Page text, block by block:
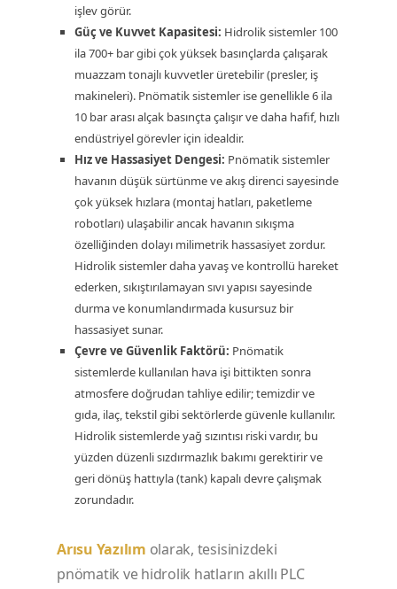
işlev görür.
Güç ve Kuvvet Kapasitesi: Hidrolik sistemler 100
ila 700+ bar gibi çok yüksek basınçlarda çalışarak
muazzam tonajlı kuvvetler üretebilir (presler, iş
makineleri). Pnömatik sistemler ise genellikle 6 ila
10 bar arası alçak basınçta çalışır ve daha hafif, hızlı
endüstriyel görevler için idealdir.
Hız ve Hassasiyet Dengesi: Pnömatik sistemler
havanın düşük sürtünme ve akış direnci sayesinde
çok yüksek hızlara (montaj hatları, paketleme
robotları) ulaşabilir ancak havanın sıkışma
özelliğinden dolayı milimetrik hassasiyet zordur.
Hidrolik sistemler daha yavaş ve kontrollü hareket
ederken, sıkıştırılamayan sıvı yapısı sayesinde
durma ve konumlandırmada kusursuz bir
hassasiyet sunar.
Çevre ve Güvenlik Faktörü: Pnömatik
sistemlerde kullanılan hava işi bittikten sonra
atmosfere doğrudan tahliye edilir; temizdir ve
gıda, ilaç, tekstil gibi sektörlerde güvenle kullanılır.
Hidrolik sistemlerde yağ sızıntısı riski vardır, bu
yüzden düzenli sızdırmazlık bakımı gerektirir ve
geri dönüş hattıyla (tank) kapalı devre çalışmak
zorundadır.
Arısu Yazılım olarak, tesisinizdeki
pnömatik ve hidrolik hatların akıllı PLC